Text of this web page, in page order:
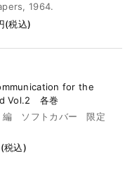
1964.
(税込)
for the
Vol.2 各巻
編 ソフトカバー 限定
税込)